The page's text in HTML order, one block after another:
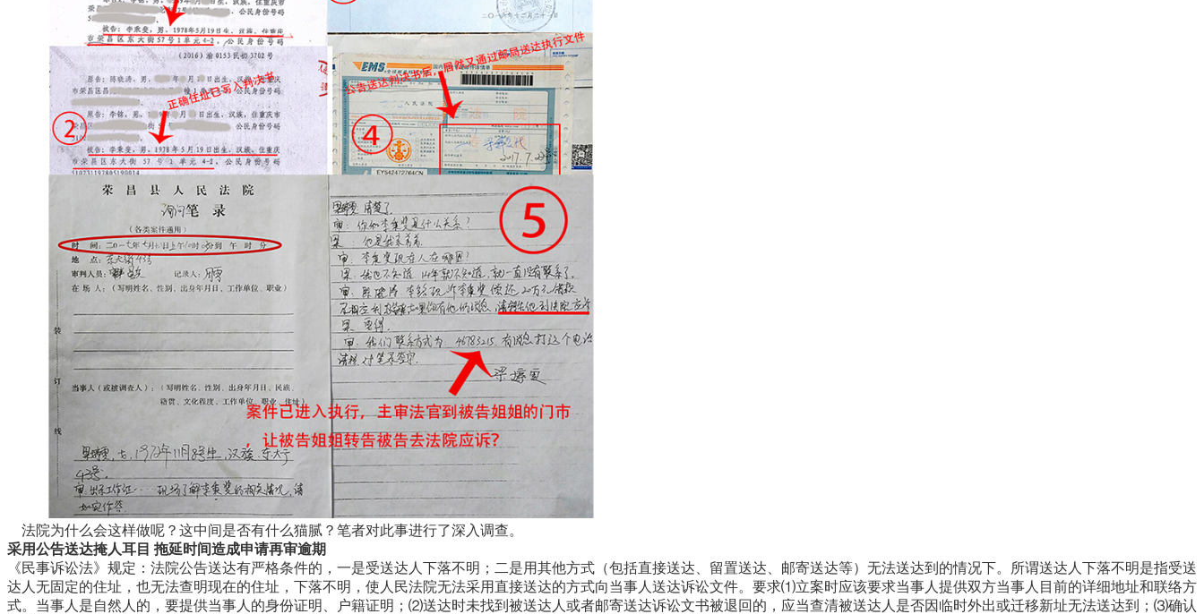
法院为什么会这样做呢？这中间是否有什么猫腻？笔者对此事进行了深入调查。
采用公告送达掩人耳目 拖延时间造成申请再审逾期
《民事诉讼法》规定：法院公告送达有严格条件的，一是受送达人下落不明；二是用其他方式（包括直接送达、留置送达、邮寄送达等）无法送达到的情况下。所谓送达人下落不明是指受送
达人无固定的住址，也无法查明现在的住址，下落不明，使人民法院无法采用直接送达的方式向当事人送达诉讼文件。要求⑴立案时应该要求当事人提供双方当事人目前的详细地址和联络方
式。当事人是自然人的，要提供当事人的身份证明、户籍证明；⑵送达时未找到被送达人或者邮寄送达诉讼文书被退回的，应当查清被送达人是否因临时外出或迁移新址无法送达到；⑶确认